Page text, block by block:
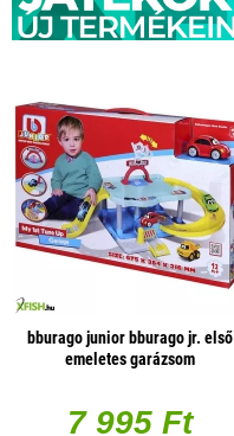
bburago junior bburago jr. első
emeletes garázsom
7 995 Ft